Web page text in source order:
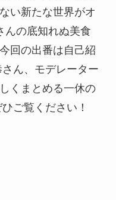
い新たな世界がオ
の底知れぬ美食
回の出番は自己紹
ん、モデレーター
くまとめる一休の
ご覧ください！